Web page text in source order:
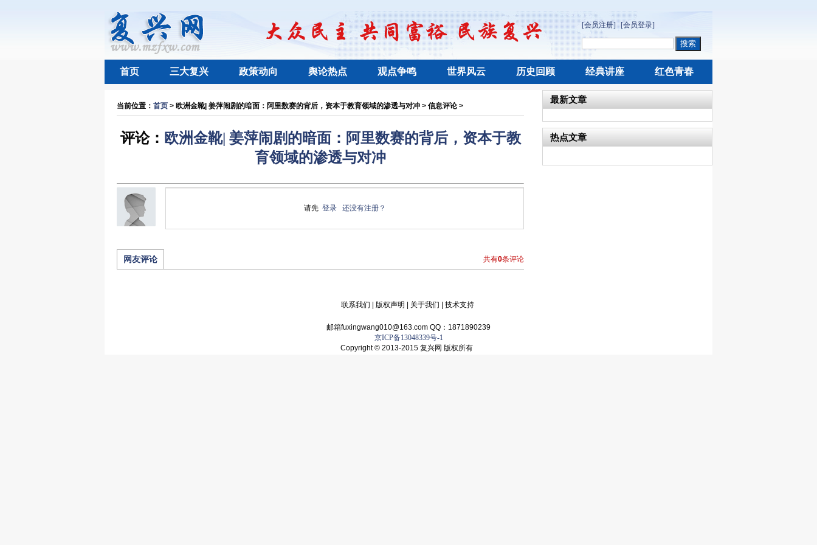
[会员注册] [会员登录]
首页 三大复兴 政策动向 舆论热点 观点争鸣 世界风云 历史回顾 经典讲座 红色青春
当前位置： 首页 > 欧洲金靴| 姜萍闹剧的暗面：阿里数赛的背后，资本于教育领域的渗透与对冲 > 信息评论 >
评论： 欧洲金靴| 姜萍闹剧的暗面：阿里数赛的背后，资本于教
育领域的渗透与对冲
请先 登录 还没有注册？
网友评论 共有0条评论
最新文章
热点文章
联系我们 版权声明 关于我们 技术支持
邮箱fuxingwang010@163.com QQ：1871890239
京ICP备13048339号-1
Copyright © 2013-2015 复兴网 版权所有